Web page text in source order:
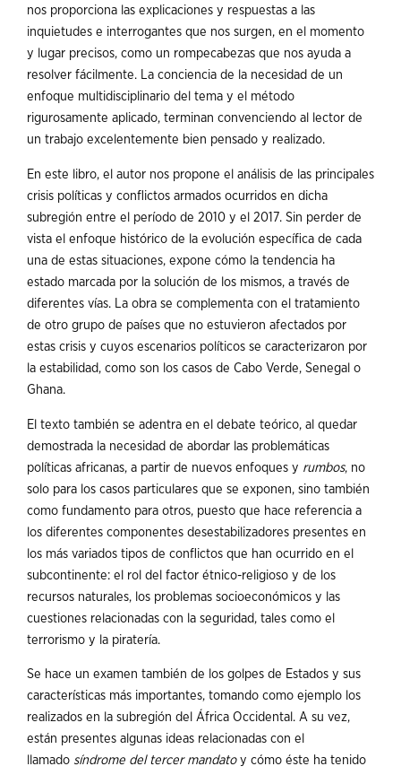
nos proporciona las explicaciones y respuestas a las
inquietudes e interrogantes que nos surgen, en el momento
y lugar precisos, como un rompecabezas que nos ayuda a
resolver fácilmente. La conciencia de la necesidad de un
enfoque multidisciplinario del tema y el método
rigurosamente aplicado, terminan convenciendo al lector de
un trabajo excelentemente bien pensado y realizado.
En este libro, el autor nos propone el análisis de las principales
crisis políticas y conflictos armados ocurridos en dicha
subregión entre el período de 2010 y el 2017. Sin perder de
vista el enfoque histórico de la evolución específica de cada
una de estas situaciones, expone cómo la tendencia ha
estado marcada por la solución de los mismos, a través de
diferentes vías. La obra se complementa con el tratamiento
de otro grupo de países que no estuvieron afectados por
estas crisis y cuyos escenarios políticos se caracterizaron por
la estabilidad, como son los casos de Cabo Verde, Senegal o
Ghana.
El texto también se adentra en el debate teórico, al quedar
demostrada la necesidad de abordar las problemáticas
políticas africanas, a partir de nuevos enfoques y rumbos, no
solo para los casos particulares que se exponen, sino también
como fundamento para otros, puesto que hace referencia a
los diferentes componentes desestabilizadores presentes en
los más variados tipos de conflictos que han ocurrido en el
subcontinente: el rol del factor étnico-religioso y de los
recursos naturales, los problemas socioeconómicos y las
cuestiones relacionadas con la seguridad, tales como el
terrorismo y la piratería.
Se hace un examen también de los golpes de Estados y sus
características más importantes, tomando como ejemplo los
realizados en la subregión del África Occidental. A su vez,
están presentes algunas ideas relacionadas con el
llamado síndrome del tercer mandatoy cómo éste ha tenido